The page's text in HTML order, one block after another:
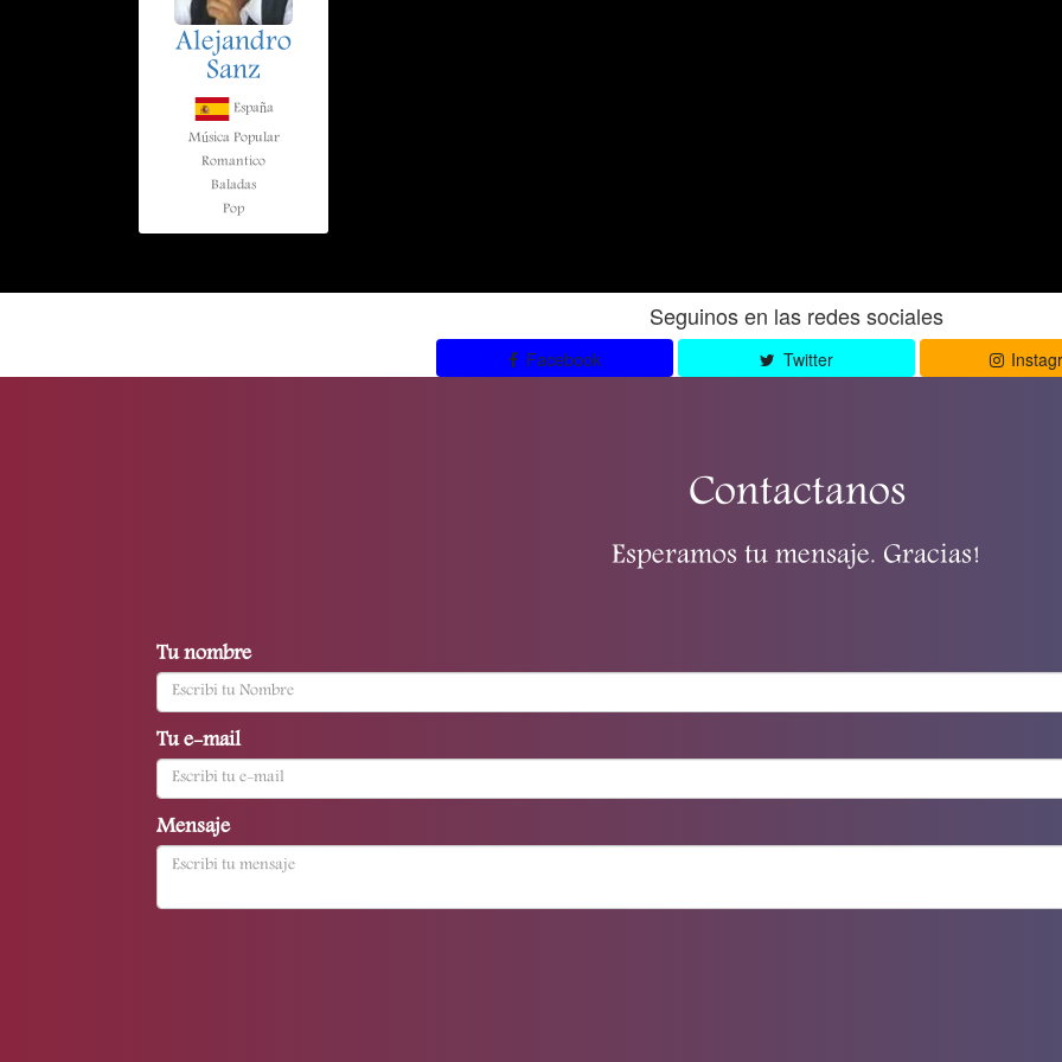
Alejandro
Sanz
España
Música Popular
Romantico
Baladas
Pop
Seguinos en las redes sociales
Facebook Twitter
Contactanos
Esperamos tu mensaje. Gracias!
Tu nombre
Tu e-mail
Mensaje